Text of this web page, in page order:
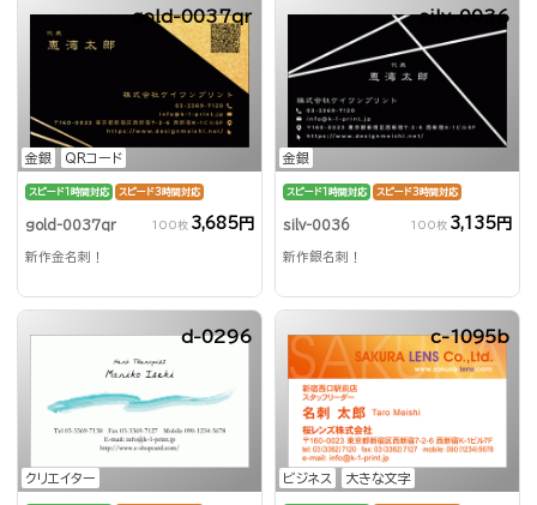
金銀 QRコード
gold-0037qr
スピード1時間対応 スピード3時間対応
gold-0037qr 100枚 3,685円
新作金名刺！
金銀
silv-0036
スピード1時間対応 スピード3時間対応
silv-0036 100枚 3,135円
新作銀名刺！
クリエイター
d-0296
ビジネス 大きな文字
c-1095b